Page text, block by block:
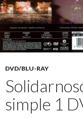
DVD/BLU-RAY
simple 1